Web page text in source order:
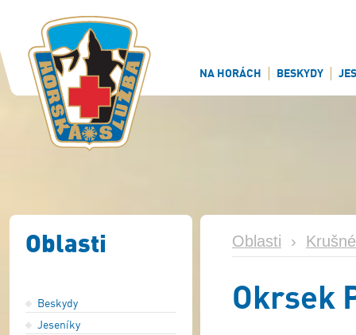
NA HORÁCH BESKYDY
Oblasti
Beskydy
Jeseníky
Oblasti ›
Okrsek